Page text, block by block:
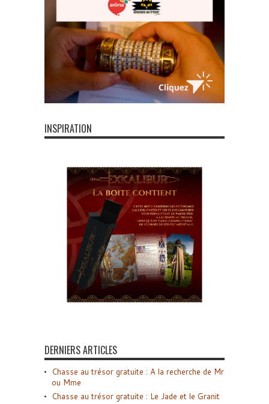
INSPIRATION
DERNIERS ARTICLES
Chasse au trésor gratuite : A la recherche de Mr
ou Mme
Chasse au trésor gratuite : Le Jade et le Granit